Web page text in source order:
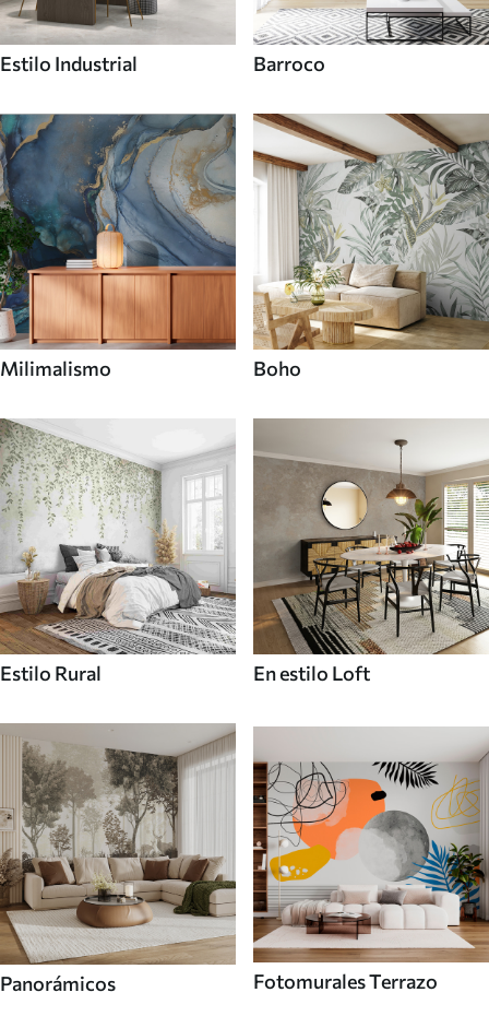
Estilo Industrial Barroco
Milimalismo Boho
Estilo Rural En estilo Loft
Panorámicos Fotomurales Terrazo